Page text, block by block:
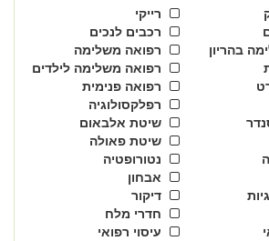
רייקי
רכבים לנכים
רפואה משלימה
בהריון
רפואה משלימה לילדים
רפואה פנימית
רפלקסולוגיה
שיטת אלבאום
שיטת פאולה
נטורופטיה
אבחון
דיקור
חדרי מלח
עיסוי רפואי